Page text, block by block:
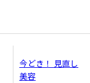
今どき！ 見直し
美容